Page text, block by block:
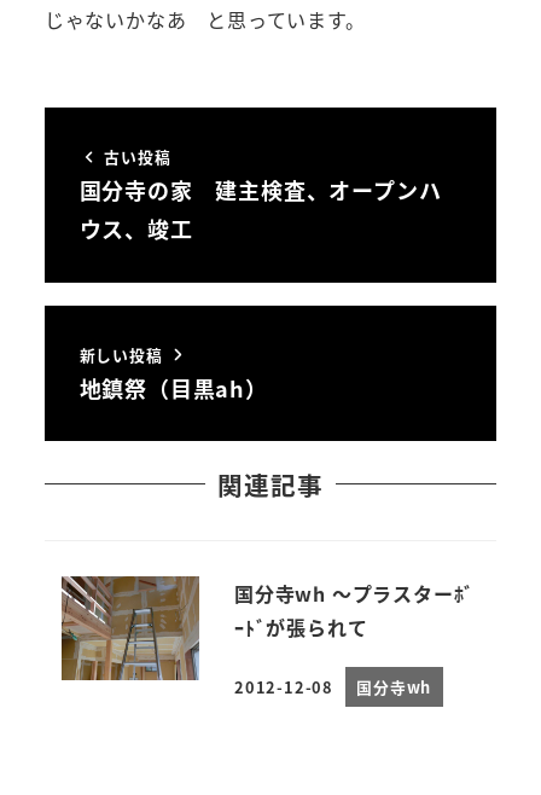
じゃないかなあ と思っています。
古い投稿
国分寺の家 建主検査、オープンハ
ウス、竣工
新しい投稿
地鎮祭（目黒ah）
関連記事
国分寺wh ～プラスターﾎﾞ
ｰﾄﾞが張られて
投稿日
2012-12-08 国分寺wh